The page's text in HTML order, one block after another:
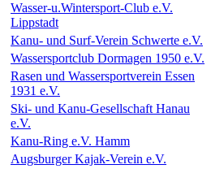
Wasser-u.Wintersport-Club e.V.
Lippstadt
Kanu- und Surf-Verein Schwerte e.V.
Wassersportclub Dormagen 1950 e.V.
Rasen und Wassersportverein Essen
1931 e.V.
Ski- und Kanu-Gesellschaft Hanau
e.V.
Kanu-Ring e.V. Hamm
Augsburger Kajak-Verein e.V.